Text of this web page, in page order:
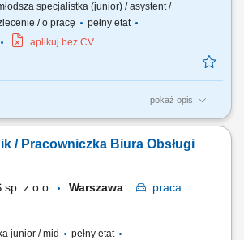
specjalistka (junior) / asystent /
/ o pracę
pełny etat
aplikuj bez CV
pokaż opis
włoskojęzycznymi – mailowy oraz
Przygotowywanie ofert handlowych i
do potrzeb klientów z rynku włoskiego.
/ Pracowniczka Biura Obsługi
sp. z o.o. Warszawa
praca
junior / mid
pełny etat